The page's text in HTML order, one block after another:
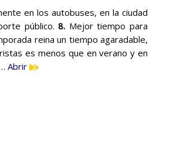
en los autobuses, en la ciudad
público.8. Mejor tiempo para
reina un tiempo agaradable,
es menos que en verano y en
Abrir